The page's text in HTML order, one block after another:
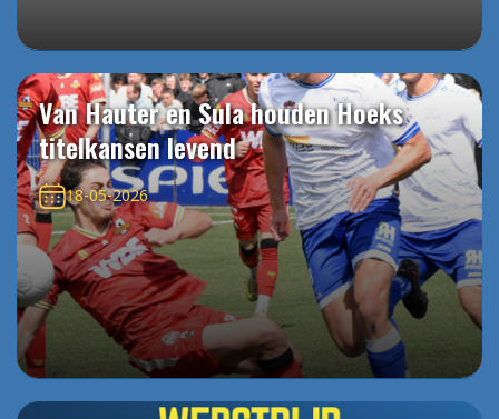
Van Hauter en Sula houden Hoeks
titelkansen levend
18-05-2026